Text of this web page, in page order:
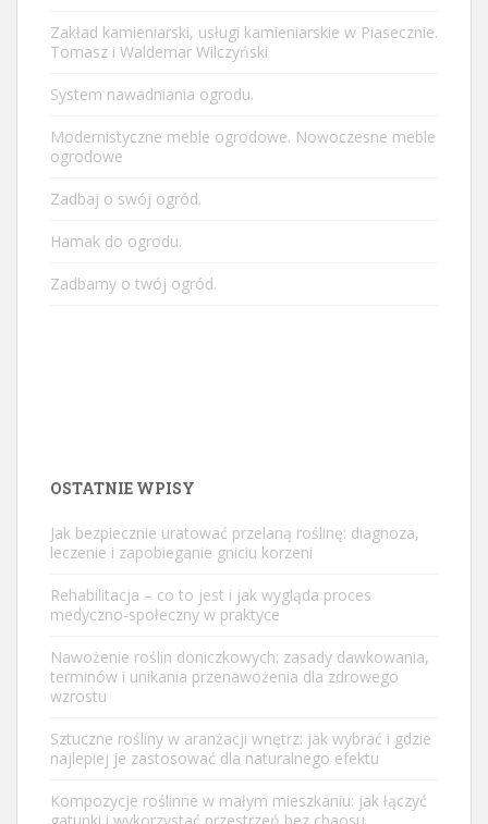
Zakład kamieniarski, usługi kamieniarskie w Piasecznie.
Tomasz i Waldemar Wilczyński
System nawadniania ogrodu.
Modernistyczne meble ogrodowe. Nowoczesne meble
ogrodowe
Zadbaj o swój ogród.
Hamak do ogrodu.
Zadbamy o twój ogród.
OSTATNIE WPISY
Jak bezpiecznie uratować przelaną roślinę: diagnoza,
leczenie i zapobieganie gniciu korzeni
Rehabilitacja – co to jest i jak wygląda proces
medyczno-społeczny w praktyce
Nawożenie roślin doniczkowych: zasady dawkowania,
terminów i unikania przenawożenia dla zdrowego
wzrostu
Sztuczne rośliny w aranżacji wnętrz: jak wybrać i gdzie
najlepiej je zastosować dla naturalnego efektu
Kompozycje roślinne w małym mieszkaniu: jak łączyć